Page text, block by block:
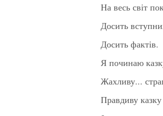
На весь світ
Досить
Досить фактів.
Я починаю
Жахливу...
Правдиву